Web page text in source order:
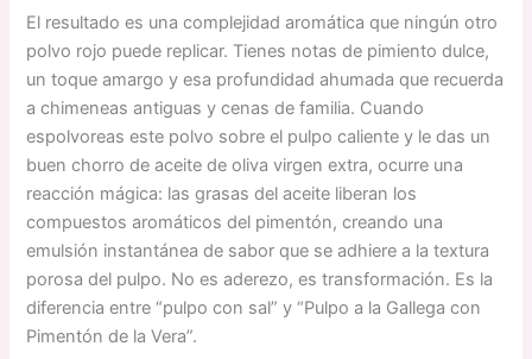
El resultado es una complejidad aromática que ningún otro
polvo rojo puede replicar. Tienes notas de pimiento dulce,
un toque amargo y esa profundidad ahumada que recuerda
a chimeneas antiguas y cenas de familia. Cuando
espolvoreas este polvo sobre el pulpo caliente y le das un
buen chorro de aceite de oliva virgen extra, ocurre una
reacción mágica: las grasas del aceite liberan los
compuestos aromáticos del pimentón, creando una
emulsión instantánea de sabor que se adhiere a la textura
porosa del pulpo. No es aderezo, es transformación. Es la
diferencia entre “pulpo con sal” y “Pulpo a la Gallega con
Pimentón de la Vera”.